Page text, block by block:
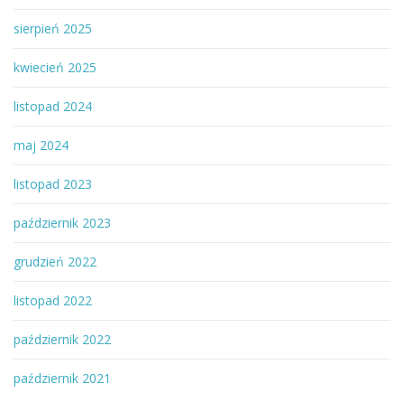
sierpień 2025
kwiecień 2025
listopad 2024
maj 2024
listopad 2023
październik 2023
grudzień 2022
listopad 2022
październik 2022
październik 2021